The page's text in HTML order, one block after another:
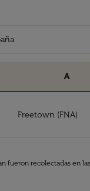
A
Freetown (FNA)
fueron recolectadas en